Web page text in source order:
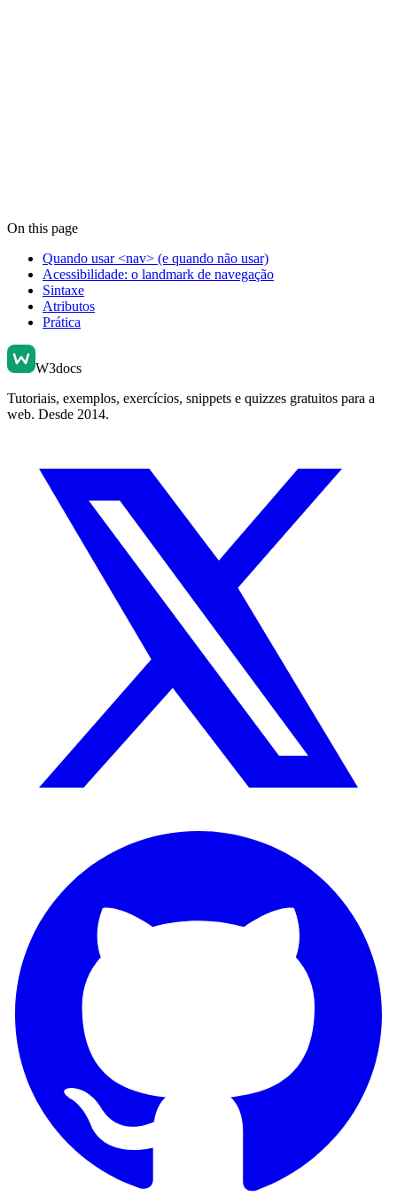
On this page
Quando usar <nav> (e quando não usar)
Acessibilidade: o landmark de navegação
Sintaxe
Atributos
Prática
W3docs
Tutoriais, exemplos, exercícios, snippets e quizzes gratuitos para a
web. Desde 2014.